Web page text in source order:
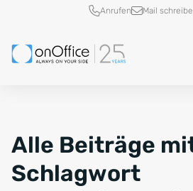
Schnellzugriff
Anrufen Mail
Alle Beiträge
Schlagwort